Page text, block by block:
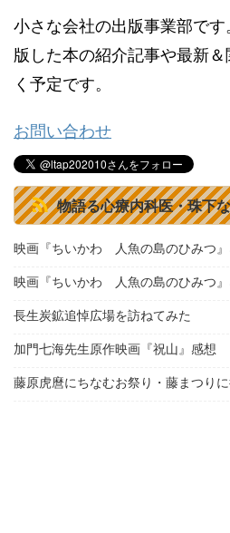
小さな会社の出版事業部で
版した本の紹介記事や最新
く予定です。
お問い合わせ
物語る心療内科医・珠下
映画『ちいかわ 人魚の島のひみつ
映画『ちいかわ 人魚の島のひみつ
長生炭鉱追悼広場を訪ねてみた
加門七海先生原作映画『祝山』感想
藤原虎麿にちなむお祭り・藤まつりに